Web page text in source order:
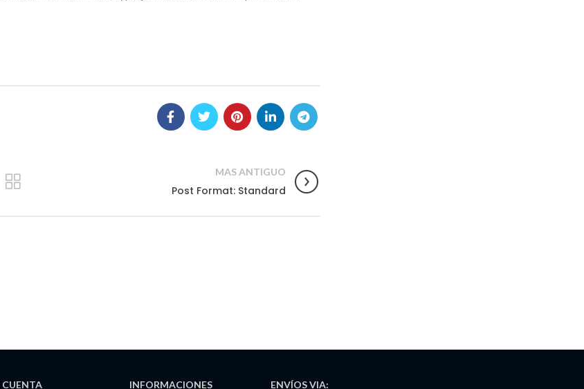
MAS ANTIGUO
Post Format: Standard
CUENTA INFORMACIONES ENVÍOSVIA: